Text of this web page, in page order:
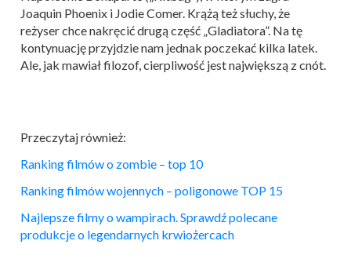
Joaquin Phoenix i Jodie Comer. Krążą też słuchy, że
reżyser chce nakręcić drugą część „Gladiatora”. Na tę
kontynuację przyjdzie nam jednak poczekać kilka latek.
Ale, jak mawiał filozof, cierpliwość jest największą z cnót.
Przeczytaj również:
Ranking filmów o zombie – top 10
Ranking filmów wojennych – poligonowe TOP 15
Najlepsze filmy o wampirach. Sprawdź polecane
produkcje o legendarnych krwiożercach